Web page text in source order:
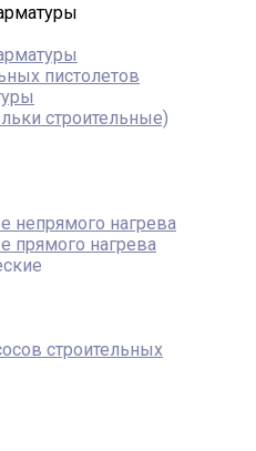
пистолетов
строительные)
непрямого нагрева
прямого нагрева
строительных